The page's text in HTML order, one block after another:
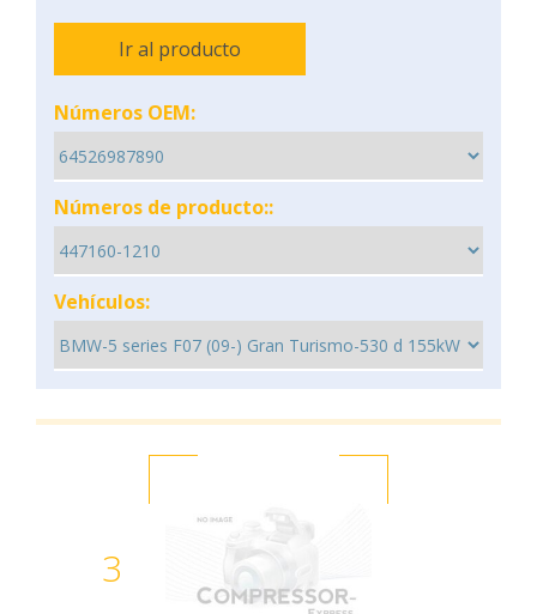
Ir al producto
Números OEM:
Números de producto::
Vehículos:
3